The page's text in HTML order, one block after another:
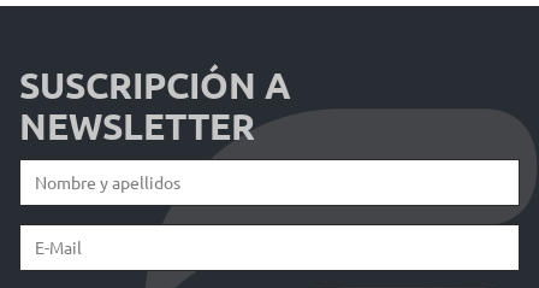
SUSCRIPCIÓN A
NEWSLETTER